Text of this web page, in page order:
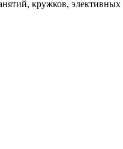
кружков,